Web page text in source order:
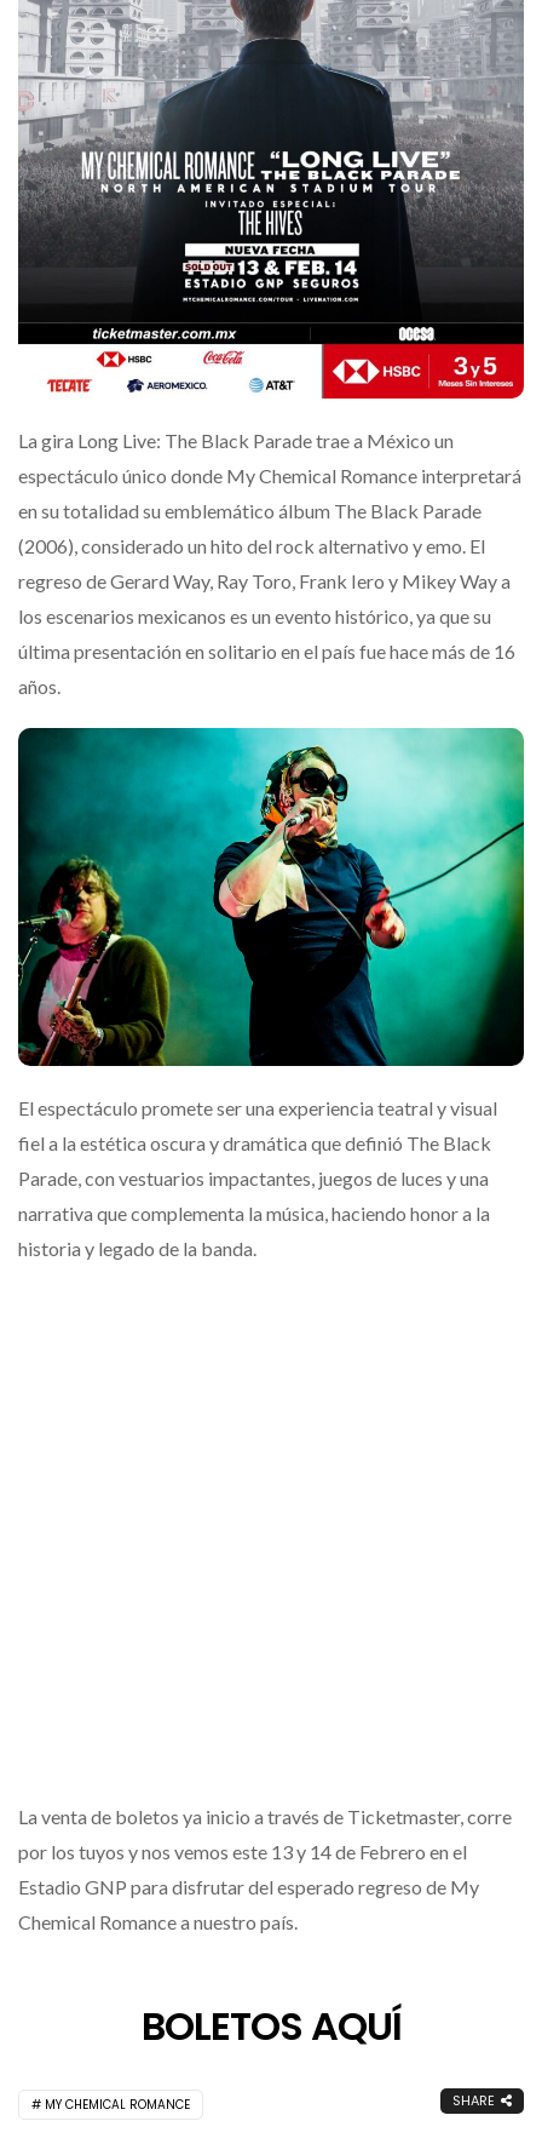
La gira Long Live: The Black Parade trae a México un
espectáculo único donde My Chemical Romance interpretará
en su totalidad su emblemático álbum The Black Parade
(2006), considerado un hito del rock alternativo y emo. El
regreso de Gerard Way, Ray Toro, Frank Iero y Mikey Way a
los escenarios mexicanos es un evento histórico, ya que su
última presentación en solitario en el país fue hace más de 16
años.
El espectáculo promete ser una experiencia teatral y visual
fiel a la estética oscura y dramática que definió The Black
Parade, con vestuarios impactantes, juegos de luces y una
narrativa que complementa la música, haciendo honor a la
historia y legado de la banda.
La venta de boletos ya inicio a través de Ticketmaster, corre
por los tuyos y nos vemos este 13 y 14 de Febrero en el
Estadio GNP para disfrutar del esperado regreso de My
Chemical Romance a nuestro país.
BOLETOS AQUÍ
MY CHEMICAL ROMANCE SHARE